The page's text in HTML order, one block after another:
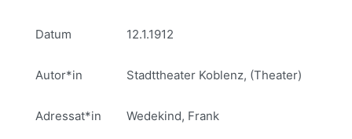
Datum 12.1.1912
Autor*in Stadttheater Koblenz, (Theater)
Adressat*in Wedekind, Frank